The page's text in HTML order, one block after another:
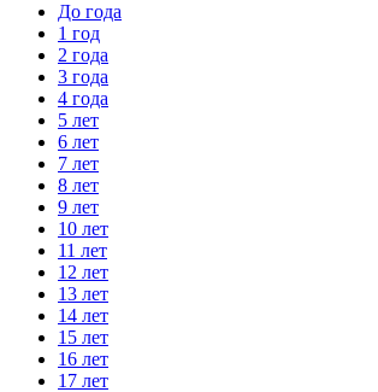
До года
1 год
2 года
3 года
4 года
5 лет
6 лет
7 лет
8 лет
9 лет
10 лет
11 лет
12 лет
13 лет
14 лет
15 лет
16 лет
17 лет